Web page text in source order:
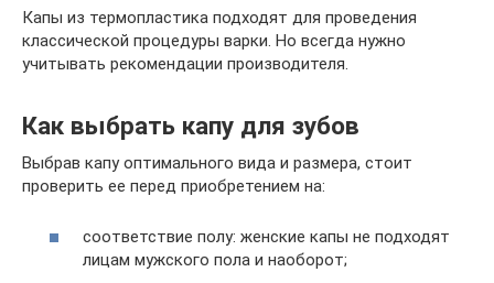
Капы из термопластика подходят для проведения
классической процедуры варки. Но всегда нужно
учитывать рекомендации производителя.
Как выбрать капу для зубов
Выбрав капу оптимального вида и размера, стоит
проверить ее перед приобретением на:
соответствие полу: женские капы не подходят
лицам мужского пола и наоборот;